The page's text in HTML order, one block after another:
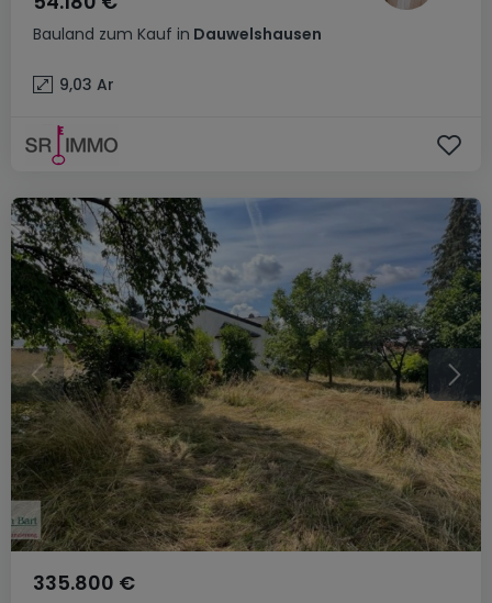
Bauland zum Kauf in Dauwelshausen
9,03 Ar
335.800 €